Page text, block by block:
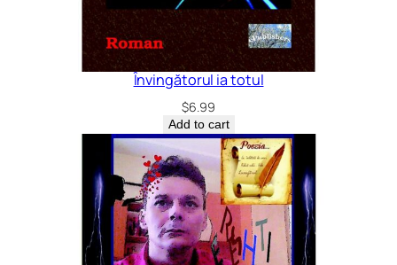
Învingătorul ia totul
$6.99
Add to cart